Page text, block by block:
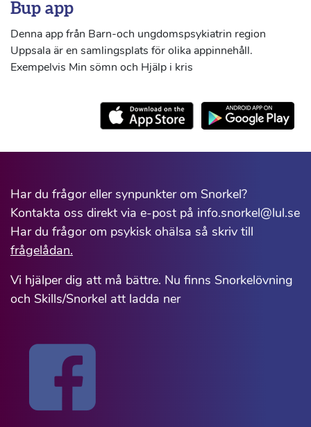
Bup app
Denna app från Barn-och ungdomspsykiatrin region
Uppsala är en samlingsplats för olika appinnehåll.
Exempelvis Min sömn och Hjälp i kris
Har du frågor eller synpunkter om Snorkel?
Kontakta oss direkt via e-post på info.snorkel@lul.se
Har du frågor om psykisk ohälsa så skriv till
frågelådan.
Vi hjälper dig att må bättre. Nu finns Snorkelövning
och Skills/Snorkel att ladda ner